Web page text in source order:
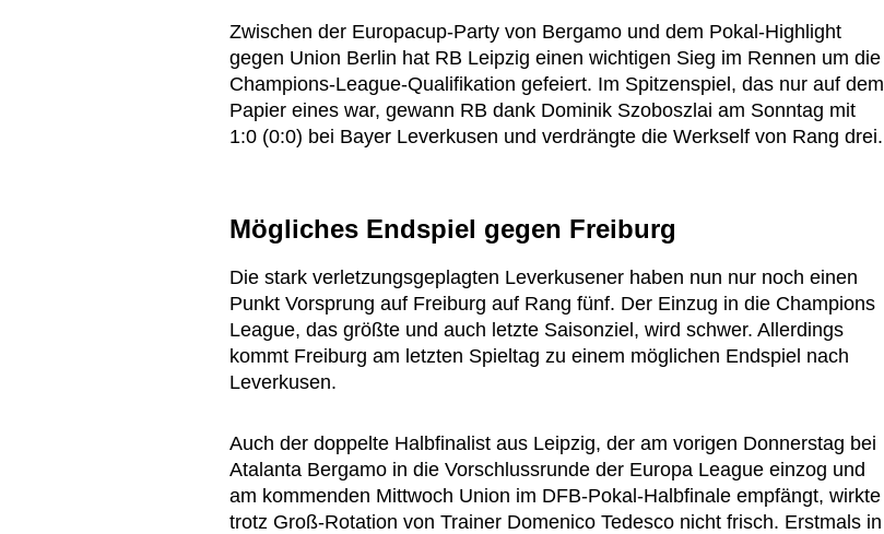
Zwischen der Europacup-Party von Bergamo und dem Pokal-Highlight
gegen Union Berlin hat RB Leipzig einen wichtigen Sieg im Rennen um die
Champions-League-Qualifikation gefeiert. Im Spitzenspiel, das nur auf dem
Papier eines war, gewann RB dank Dominik Szoboszlai am Sonntag mit
1:0 (0:0) bei Bayer Leverkusen und verdrängte die Werkself von Rang drei.
Mögliches Endspiel gegen Freiburg
Die stark verletzungsgeplagten Leverkusener haben nun nur noch einen
Punkt Vorsprung auf Freiburg auf Rang fünf. Der Einzug in die Champions
League, das größte und auch letzte Saisonziel, wird schwer. Allerdings
kommt Freiburg am letzten Spieltag zu einem möglichen Endspiel nach
Leverkusen.
Auch der doppelte Halbfinalist aus Leipzig, der am vorigen Donnerstag bei
Atalanta Bergamo in die Vorschlussrunde der Europa League einzog und
am kommenden Mittwoch Union im DFB-Pokal-Halbfinale empfängt, wirkte
trotz Groß-Rotation von Trainer Domenico Tedesco nicht frisch. Erstmals in